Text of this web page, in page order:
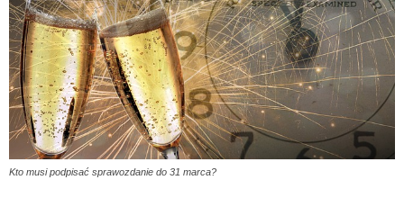
Kto musi podpisać sprawozdanie do 31 marca?